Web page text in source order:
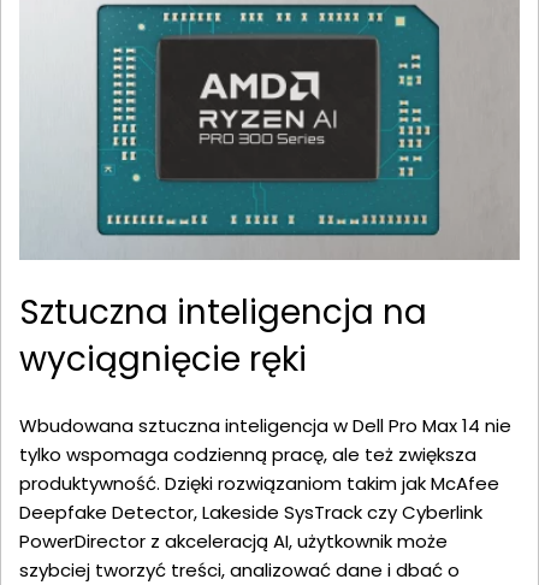
Sztuczna inteligencja na
wyciągnięcie ręki
Wbudowana sztuczna inteligencja w Dell Pro Max 14 nie
tylko wspomaga codzienną pracę, ale też zwiększa
produktywność. Dzięki rozwiązaniom takim jak McAfee
Deepfake Detector, Lakeside SysTrack czy Cyberlink
PowerDirector z akceleracją AI, użytkownik może
szybciej tworzyć treści, analizować dane i dbać o